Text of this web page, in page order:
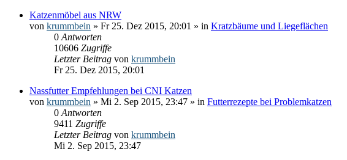
Katzenmöbel aus NRW
von krummbein » Fr 25. Dez 2015, 20:01 » in Kratzbäume und Liegeflächen
0 Antworten
10606 Zugriffe
Letzter Beitrag von krummbein
Fr 25. Dez 2015, 20:01
Nassfutter Empfehlungen bei CNI Katzen
von krummbein » Mi 2. Sep 2015, 23:47 » in Futterrezepte bei Problemkatzen
0 Antworten
9411 Zugriffe
Letzter Beitrag von krummbein
Mi 2. Sep 2015, 23:47